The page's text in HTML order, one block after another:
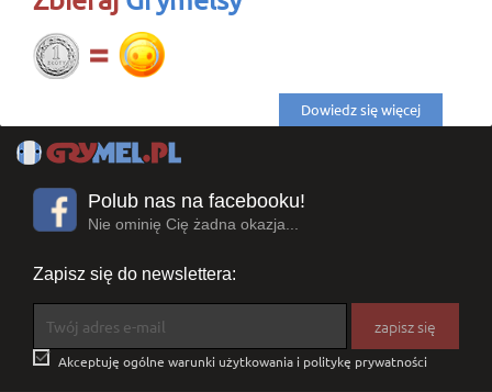
add_circle_outline Create new list
Create wishlist
((cancelText))
Dowiedz się więcej
Polub nas na facebooku!
Nie ominię Cię żadna okazja...
Zapisz się do newslettera:
 Akceptuję ogólne warunki użytkowania i politykę prywatności